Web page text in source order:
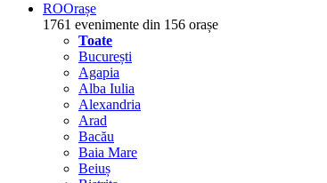
ROOrașe
1761 evenimente din 156 orașe
Toate
București
Agapia
Alba Iulia
Alexandria
Arad
Bacău
Baia Mare
Beiuș